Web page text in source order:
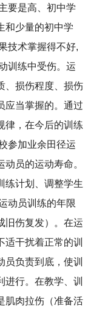
要是高、初中学
和少量的初中学
技术掌握得不好,
训练中受伤。运
、损伤程度、损伤
应当掌握的。通过
律，在今后的训练
参加业余田径运
员的运动寿命。
练计划、调整学生
动员训练的年限
旧伤复发）。在运
干扰着正常的训
负责到底，使训
行。在教学、训
肌肉拉伤（准备活